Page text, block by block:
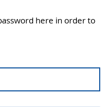
here in order to